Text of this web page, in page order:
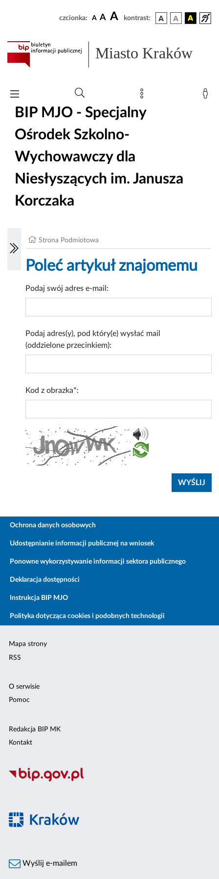
czcionka: A A A kontrast:
Miasto Kraków
BIP MJO - Specjalny
Ośrodek Szkolno-
Wychowawczy dla
Niesłyszących im. Janusza
Korczaka
Strona Podmiotowa
Poleć artykuł znajomemu
Podaj swój adres e-mail:
Podaj adres(y), pod który(e) wysłać mail
(oddzielone przecinkiem):
Kod z obrazka*:
Ochrona danych osobowych
Udostępnianie informacji publicznej na wniosek
Ponowne wykorzystywanie informacji sektora publicznego
Deklaracja dostępności
Instrukcja BIP MJO
Polityka dotycząca cookies i podobnych technologii
Mapa strony
RSS
O serwisie
Pomoc
Redakcja BIP MK
Kontakt
Wyślij e-mailem